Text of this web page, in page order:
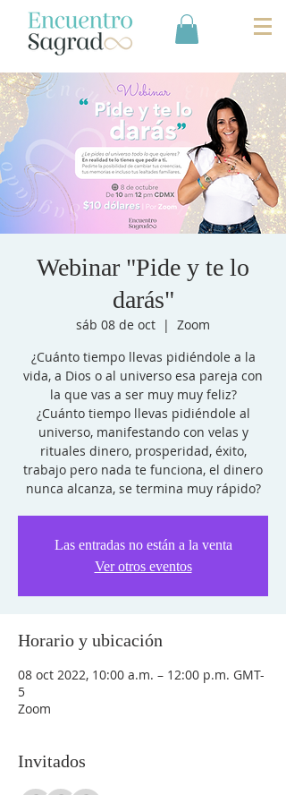
Webinar "Pide y te lo
darás"
sáb 08 de oct
  |
Zoom
¿Cuánto tiempo llevas pidiéndole a la
vida, a Dios o al universo esa pareja con
la que vas a ser muy muy feliz?
¿Cuánto tiempo llevas pidiéndole al
universo, manifestando con velas y
rituales dinero, prosperidad, éxito,
trabajo pero nada te funciona, el dinero
nunca alcanza, se termina muy rápido?
Las entradas no están a la venta
Ver otros eventos
Horario y ubicación
08 oct 2022, 10:00 a.m. – 12:00 p.m. GMT-
5
Zoom
Invitados